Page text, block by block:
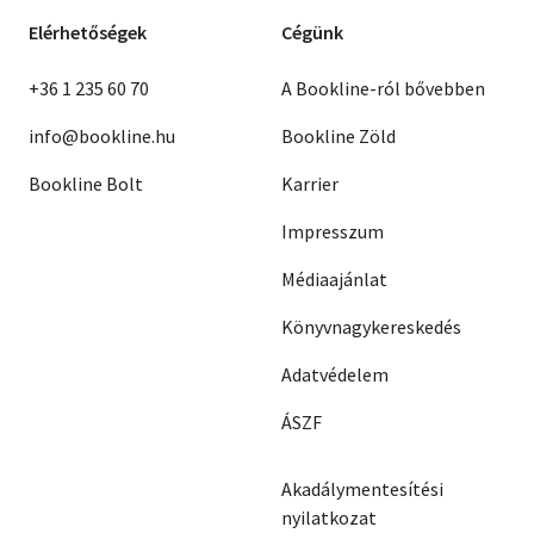
Elérhetőségek
+36 1 235 60 70
info@bookline.hu
Bookline Bolt
Cégünk
A Bookline-ról bővebben
Bookline Zöld
Karrier
Impresszum
Médiaajánlat
Könyvnagykereskedés
Adatvédelem
ÁSZF
Akadálymentesítési
nyilatkozat